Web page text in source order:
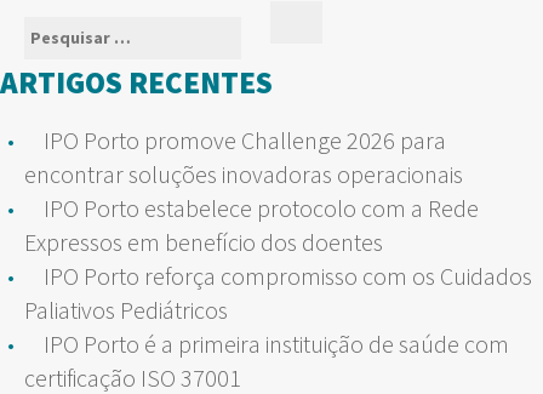
Pesquisar
por:
ARTIGOS RECENTES
IPO Porto promove Challenge 2026 para
encontrar soluções inovadoras operacionais
IPO Porto estabelece protocolo com a Rede
Expressos em benefício dos doentes
IPO Porto reforça compromisso com os Cuidados
Paliativos Pediátricos
IPO Porto é a primeira instituição de saúde com
certificação ISO 37001